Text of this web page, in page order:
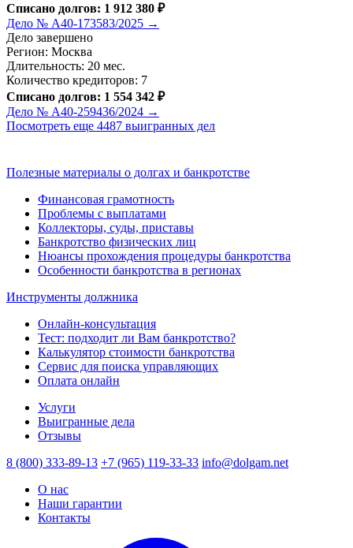
Списано долгов: 1 912 380 ₽
Дело № А40-173583/2025 →
Дело завершено
Регион: Москва
Длительность: 20 мес.
Количество кредиторов: 7
Списано долгов: 1 554 342 ₽
Дело № А40-259436/2024 →
Посмотреть еще 4487 выигранных дел
Полезные материалы о долгах и банкротстве
Финансовая грамотность
Проблемы с выплатами
Коллекторы, суды, приставы
Банкротство физических лиц
Нюансы прохождения процедуры банкротства
Особенности банкротства в регионах
Инструменты должника
Онлайн-консультация
Тест: подходит ли Вам банкротство?
Калькулятор стоимости банкротства
Сервис для поиска управляющих
Оплата онлайн
Услуги
Выигранные дела
Отзывы
8 (800) 333-89-13 +7 (965) 119-33-33 info@dolgam.net
О нас
Наши гарантии
Контакты